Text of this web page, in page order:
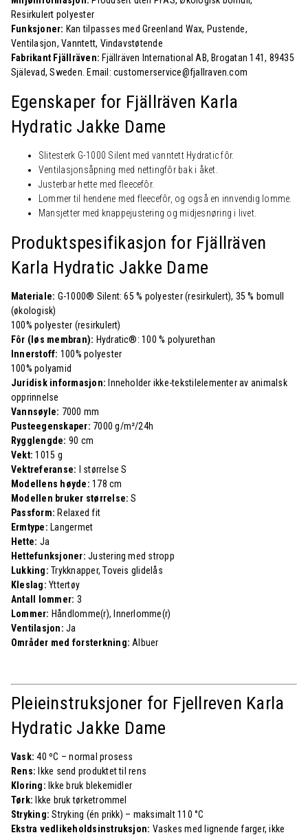
Resirkulert polyester
Funksjoner: Kan tilpasses med Greenland Wax, Pustende,
Ventilasjon, Vanntett, Vindavstøtende
Fabrikant Fjällräven: Fjällräven International AB, Brogatan 141, 89435
Själevad, Sweden. Email: customerservice@fjallraven.com
Egenskaper for Fjällräven Karla
Hydratic Jakke Dame
Slitesterk G-1000 Silent med vanntett Hydratic fôr.
Ventilasjonsåpning med nettingfôr bak i åket.
Justerbar hette med fleecefôr.
Lommer til hendene med fleecefôr, og også en innvendig lomme.
Mansjetter med knappejustering og midjesnøring i livet.
Produktspesifikasjon for Fjällräven
Karla Hydratic Jakke Dame
Materiale: G-1000® Silent: 65 % polyester (resirkulert), 35 % bomull
(økologisk)
100% polyester (resirkulert)
Fôr (løs membran): Hydratic®: 100 % polyurethan
Innerstoff: 100% polyester
100% polyamid
Juridisk informasjon: Inneholder ikke-tekstilelementer av animalsk
opprinnelse
Vannsøyle: 7000 mm
Pusteegenskaper: 7000 g/m²/24h
Rygglengde: 90 cm
Vekt:1015 g
Vektreferanse:
I størrelse S
Modellens høyde:178 cm
Modellen bruker størrelse:S
Passform: Relaxed fit
Ermtype: Langermet
Hette: Ja
Hettefunksjoner:Justering med stropp
Lukking:Trykknapper, Toveis glidelås
Kleslag:Yttertøy
Antall lommer: 3
Lommer: Håndlomme(r), Innerlomme(r)
Ventilasjon:Ja
Områder med forsterkning: Albuer
Pleieinstruksjoner for Fjellreven Karla
Hydratic Jakke Dame
Vask:40 ºC – normal prosess
Rens:
Ikke send produktet til rens
Kloring: Ikke bruk blekemidler
Tørk:
Ikke bruk tørketrommel
Stryking:Stryking (én prikk) – maksimalt 110 °C
Ekstra vedlikeholdsinstruksjon: Vaskes med lignende farger, ikke